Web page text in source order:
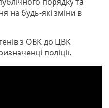
на будь-які зміни в
з ОВК до ЦВК
поліції.